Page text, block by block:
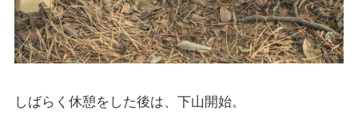
しばらく休憩をした後は、下山開始。